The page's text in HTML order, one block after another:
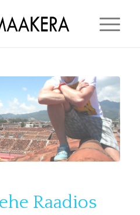
Raadios